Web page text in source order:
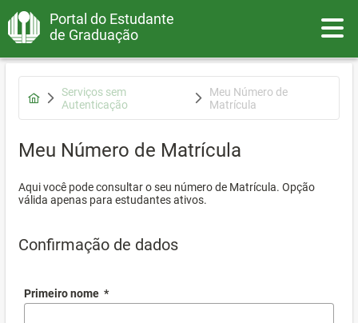
Portal do Estudante
de Graduação
Serviços sem
Autenticação
Meu Número de
Matrícula
Meu Número de Matrícula
Aqui você pode consultar o seu número de Matrícula. Opção
válida apenas para estudantes ativos.
Confirmação de dados
Primeiro nome *